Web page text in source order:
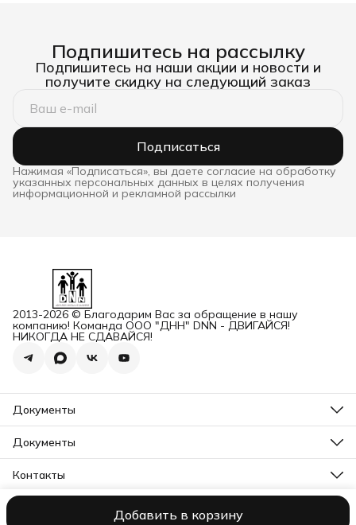
Добавить в корзину
Подпишитесь на рассылку
Подпишитесь на наши акции и новости и
получите скидку на следующий заказ
Подписаться
Нажимая «Подписаться», вы даете согласие на обработку
указанных персональных данных в целях получения
информационной и рекламной рассылки
2013-2026 © Благодарим Вас за обращение в нашу
компанию! Команда ООО "ДНН" DNN - ДВИГАЙСЯ!
НИКОГДА НЕ СДАВАЙСЯ!
Документы
ОГРН
Карточка ООО ДННСПОРТ
Сертификат соответствия
Карточка ООО ДНН
Документы
Прайс ДНН 12-2025
Свидетельство на товарный знак
Отказное письмо DNN
Заявление на возврат товара физ лицо
Заявление на возврат товара юр лицо
Контакты
Адрес
КонтактыПолитика конфиденциальности